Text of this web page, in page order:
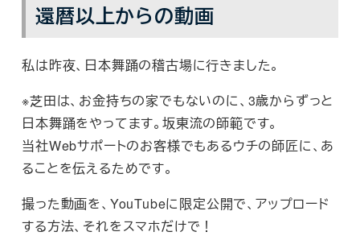
還暦以上からの動画
私は昨夜、日本舞踊の稽古場に行きました。
※芝田は、お金持ちの家でもないのに、3歳からずっと
日本舞踊をやってます。坂東流の師範です。
当社Webサポートのお客様でもあるウチの師匠に、あ
ることを伝えるためです。
撮った動画を、YouTubeに限定公開で、アップロード
する方法、それをスマホだけで！